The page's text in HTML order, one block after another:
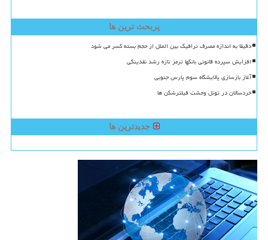
پربحث ترین ها
دقیقا به اندازه مصرف ترافیک بین الملل از حجم بسته کسر می شود
افزایش سپرده قانونی بانکها ترمز تازه رشد نقدینگی
آغاز بازسازی پالایشگاه سوم پارس جنوبی
خردسالان در تونل وحشت فیلترشکن ها
جدیدترین ها